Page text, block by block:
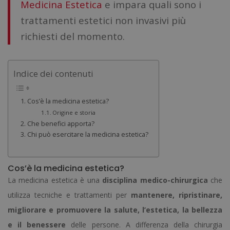
Medicina Estetica e impara quali sono i
trattamenti estetici non invasivi più
richiesti del momento.
Indice dei contenuti
Cos’è la medicina estetica?
Origine e storia
Che benefici apporta?
Chi può esercitare la medicina estetica?
Cos’è la medicina estetica?
La medicina estetica è una disciplina medico-chirurgica che
utilizza tecniche e trattamenti per mantenere, ripristinare,
migliorare e promuovere la salute, l’estetica, la bellezza
e il benessere delle persone. A differenza della chirurgia